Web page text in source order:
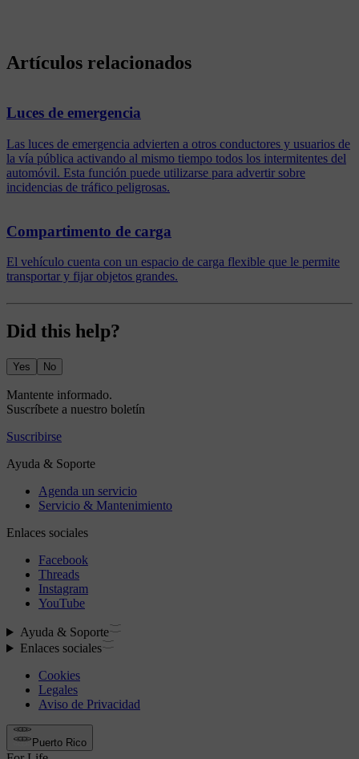
Artículos relacionados
Luces de emergencia
Las luces de emergencia advierten a otros conductores y usuarios de
la vía pública activando al mismo tiempo todos los intermitentes del
automóvil. Esta función puede utilizarse para advertir sobre
incidencias de tráfico peligrosas.
Compartimento de carga
El vehículo cuenta con un espacio de carga flexible que le permite
transportar y fijar objetos grandes.
Did this help?
Yes No